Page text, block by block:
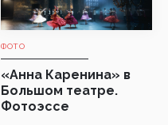
ФОТО
«Анна Каренина» в
Большом театре.
Фотоэссе